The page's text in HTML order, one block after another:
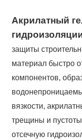
Акрилатный
защиты
материал быстро
компонентов,
вязкости,
трещины и
отсечную